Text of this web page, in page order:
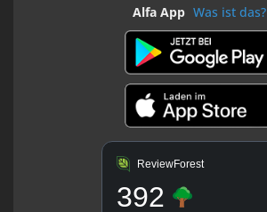
Alfa App Was ist das?
ReviewForest
392